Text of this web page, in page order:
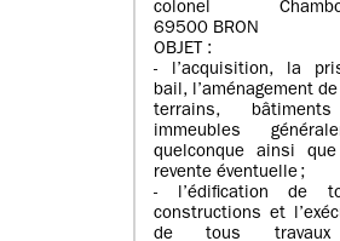
colonel
69500 BRON
OBJET :
- l’acquisition, la
bail, l’aménagement
terrains,
immeubles
quelconque ainsi
revente éventuelle ;
- l’édification de
constructions et
de tous